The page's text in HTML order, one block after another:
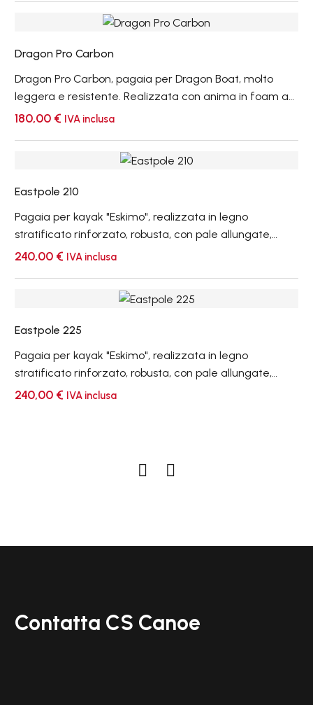
Dragon
Dragon Pro Carbon
Dragon Pro Carbon, pagaia per Dragon Boat, molto
leggera e resistente. Realizzata con anima in foam ad
altissima densità, e carbonio puro. Completa di manico
180,00 € IVA inclusa
Eastpole
Eastpole 210
Pagaia per kayak "Eskimo", realizzata in legno
stratificato rinforzato, robusta, con pale allungate,
specifiche per pagaiare sulle lunghe distanze, ideale
240,00 € IVA inclusa
Eastpole
Eastpole 225
Pagaia per kayak "Eskimo", realizzata in legno
stratificato rinforzato, robusta, con pale allungate,
specifiche per pagaiare sulle lunghe distanze, ideale
240,00 € IVA inclusa
Contatta CS Canoe